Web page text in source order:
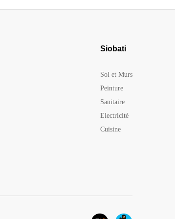
Siobati
Sol et Murs
Peinture
Sanitaire
Electricité
Cuisine